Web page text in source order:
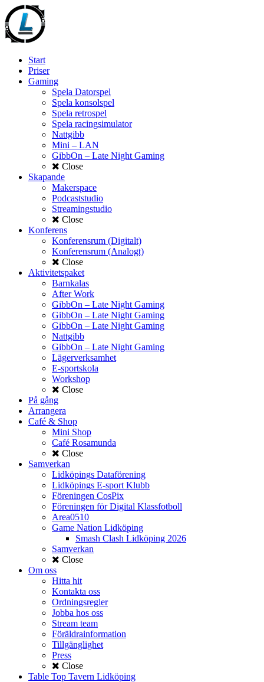
Start
Priser
Gaming
Spela Datorspel
Spela konsolspel
Spela retrospel
Spela racingsimulator
Nattgibb
Mini – LAN
GibbOn – Late Night Gaming
Close
Skapande
Makerspace
Podcaststudio
Streamingstudio
Close
Konferens
Konferensrum (Digitalt)
Konferensrum (Analogt)
Close
Aktivitetspaket
Barnkalas
After Work
GibbOn – Late Night Gaming
GibbOn – Late Night Gaming
GibbOn – Late Night Gaming
Nattgibb
GibbOn – Late Night Gaming
Lägerverksamhet
E-sportskola
Workshop
Close
På gång
Arrangera
Café & Shop
Mini Shop
Café Rosamunda
Close
Samverkan
Lidköpings Dataförening
Lidköpings E-sport Klubb
Föreningen CosPix
Föreningen för Digital Klassfotboll
Area0510
Game Nation Lidköping
Smash Clash Lidköping 2026
Samverkan
Close
Om oss
Hitta hit
Kontakta oss
Ordningsregler
Jobba hos oss
Stream team
Föräldrainformation
Tillgänglighet
Press
Close
Table Top Tavern Lidköping